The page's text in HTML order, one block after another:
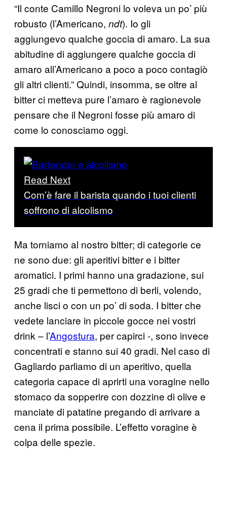
“Il conte Camillo Negroni lo voleva un po’ più
robusto (l’Americano, ndt). Io gli
aggiungevo qualche goccia di amaro. La sua
abitudine di aggiungere qualche goccia di
amaro all’Americano a poco a poco contagiò
gli altri clienti.” Quindi, insomma, se oltre al
bitter ci metteva pure l’amaro è ragionevole
pensare che il Negroni fosse più amaro di
come lo conosciamo oggi.
Read Next
Com’è fare il barista quando i tuoi clienti
soffrono di alcolismo
Ma torniamo al nostro bitter; di categorie ce
ne sono due: gli aperitivi bitter e i bitter
aromatici. I primi hanno una gradazione, sui
25 gradi che ti permettono di berli, volendo,
anche lisci o con un po’ di soda. I bitter che
vedete lanciare in piccole gocce nei vostri
drink – l’Angostura, per capirci -, sono invece
concentrati e stanno sui 40 gradi. Nel caso di
Gagliardo parliamo di un aperitivo, quella
categoria capace di aprirti una voragine nello
stomaco da sopperire con dozzine di olive e
manciate di patatine pregando di arrivare a
cena il prima possibile. L’effetto voragine è
colpa delle spezie.